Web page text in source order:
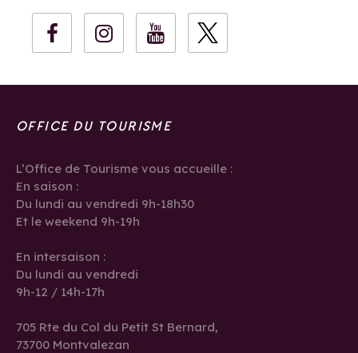
OFFICE DU TOURISME
L’Office de Tourisme vous accueille :
En saison :
Du lundi au vendredi 9h-18h30
Et le weekend 9h-19h
En intersaison :
Du lundi au vendredi
9h-12 / 14h-17h
705 Rte du Col du Petit St Bernard,
73700 Montvalezan